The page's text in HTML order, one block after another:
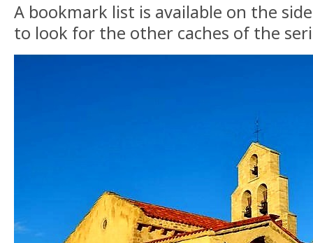
A bookmark list is available on the
to look for the other caches of the